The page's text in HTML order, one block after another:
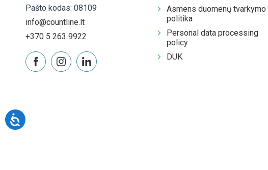
Pašto kodas: 08109
info@countline.lt
+370 5 263 9922
Asmens duomenų tvarkymo
politika
Personal data processing
policy
DUK